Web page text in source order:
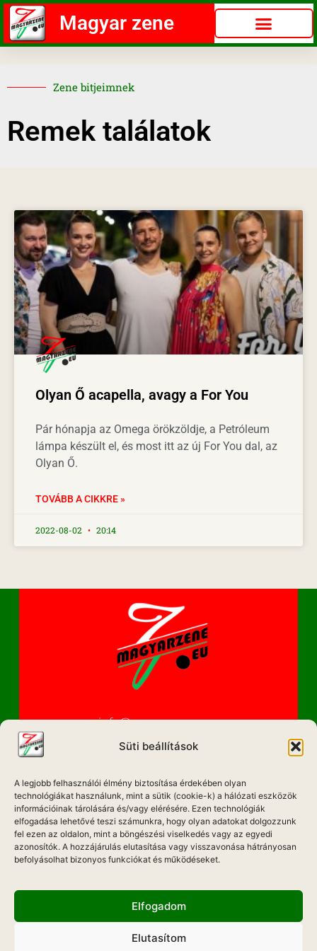
Süti beállítások
A legjobb felhasználói élmény biztosítása érdekében olyan
technológiákat használunk, mint a sütik (cookie-k) a hálózati eszközök
információinak tárolására és/vagy elérésére. Ezen technológiák
elfogadása lehetővé teszi számunkra, hogy olyan adatokat dolgozzunk
fel ezen az oldalon, mint a böngészési viselkedés vagy az egyedi
azonosítók. A hozzájárulás elutasítása vagy visszavonása hátrányosan
befolyásolhat bizonyos funkciókat és működéseket.
Elfogadom
Elutasítom
Magyar zene
Zene bitjeimnek
Remek találatok
Olyan Ő acapella, avagy a For You
Pár hónapja az Omega örökzöldje, a Petróleum
lámpa készült el, és most itt az új For You dal, az
Olyan Ő.
TOVÁBB A CIKKRE »
2022-08-02 20:14
info@magyarzene.eu
IMPRESSZUM
ETIKAI KÓDEX
MÉDIA AJÁNLAT
ADATKEZELÉSI NYILATKOZAT
Hadd Szóljon!